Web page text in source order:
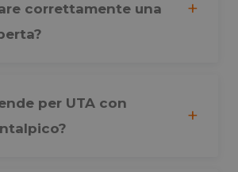
correttamente una
per UTA con